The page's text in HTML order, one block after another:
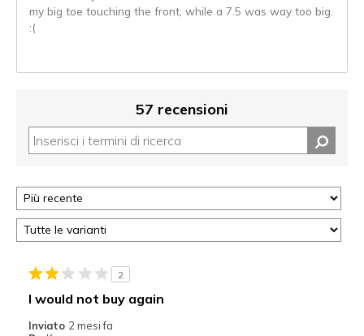
my big toe touching the front, while a 7.5 was way too big.
:(
57 recensioni
2
I would not buy again
Inviato 2 mesi fa